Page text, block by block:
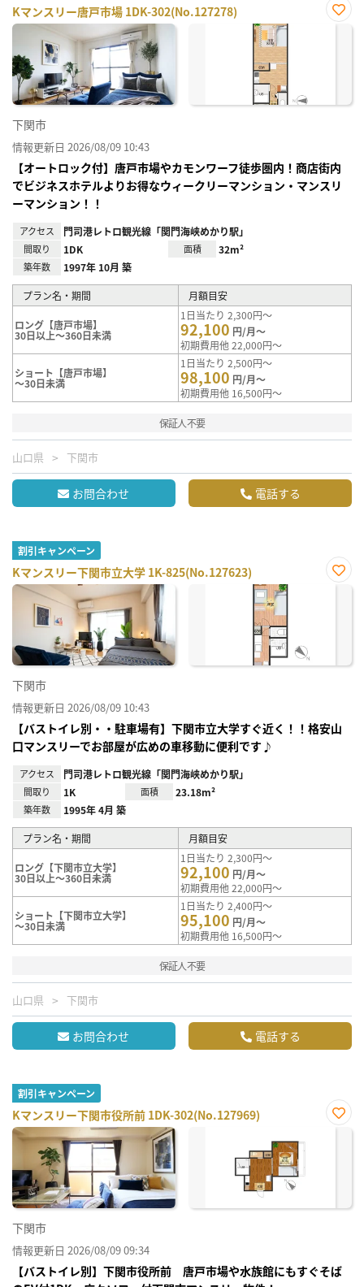
Kマンスリー唐戸市場 1DK-302(No.127278)
お気
下関市
情報更新日 2026/08/09 10:43
【オートロック付】唐戸市場やカモンワーフ徒歩圏内！商店街内
でビジネスホテルよりお得なウィークリーマンション・マンスリ
ーマンション！！
アクセス 門司港レトロ観光線「関門海峡めかり駅」
間取り 1DK 面積 32m²
築年数 1997年 10月 築
プラン名・期間 月額目安
ロング【唐戸市場】
30日以上～360日未満
1日当たり 2,300円～
92,100 円/月～
初期費用他 22,000円～
ショート【唐戸市場】
～30日未満
1日当たり 2,500円～
98,100 円/月～
初期費用他 16,500円～
保証人不要
山口県 下関市
お問合わせ 電話する
割引キャンペーン
Kマンスリー下関市立大学 1K-825(No.127623)
お気
下関市
情報更新日 2026/08/09 10:43
【バストイレ別・・駐車場有】下関市立大学すぐ近く！！格安山
口マンスリーでお部屋が広めの車移動に便利です♪
アクセス 門司港レトロ観光線「関門海峡めかり駅」
間取り 1K 面積 23.18m²
築年数 1995年 4月 築
プラン名・期間 月額目安
ロング【下関市立大学】
30日以上～360日未満
1日当たり 2,300円～
92,100 円/月～
初期費用他 22,000円～
ショート【下関市立大学】
～30日未満
1日当たり 2,400円～
95,100 円/月～
初期費用他 16,500円～
保証人不要
山口県 下関市
お問合わせ 電話する
割引キャンペーン
Kマンスリー下関市役所前 1DK-302(No.127969)
お気
下関市
情報更新日 2026/08/09 09:34
【バストイレ別】下関市役所前 唐戸市場や水族館にもすぐそば